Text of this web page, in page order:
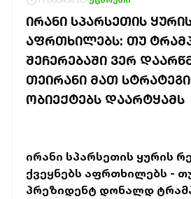
ᲘᲠᲐᲜᲘ ᲡᲞᲐᲠᲡᲔᲗᲘᲡ
ᲐᲤᲠᲗᲮᲘᲚᲔᲑᲡ: ᲗᲣ
ᲨᲔᲩᲔᲠᲔᲑᲐᲨᲘ ᲕᲔᲠ
ᲗᲔᲘᲠᲐᲜᲘ ᲛᲐᲗ
ᲝᲑᲘᲔᲥᲢᲔᲑᲡ ᲓᲐᲐᲠᲢᲧᲐᲛᲡ
ირანი სპარსეთის ყურის
ქვეყნებს აფრთხილებს -
პრეზიდენტ დონალდ